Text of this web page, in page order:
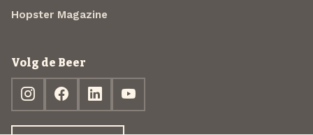
Hopster Magazine
Volg de Beer